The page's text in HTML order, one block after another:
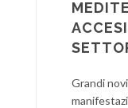
Grandi